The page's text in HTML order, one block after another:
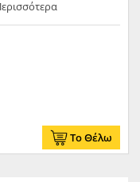
Το Θέλω